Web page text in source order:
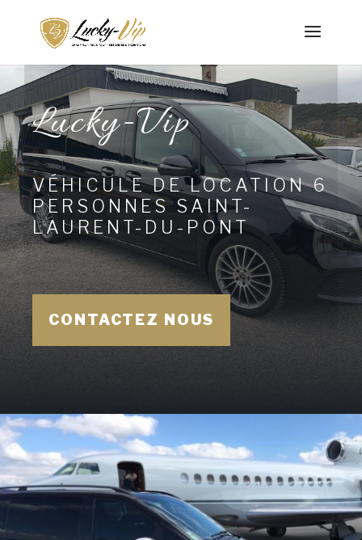
Lucky-Vip
VÉHICULE DE LOCATION 6
PERSONNES SAINT-
LAURENT-DU-PONT
CONTACTEZ NOUS